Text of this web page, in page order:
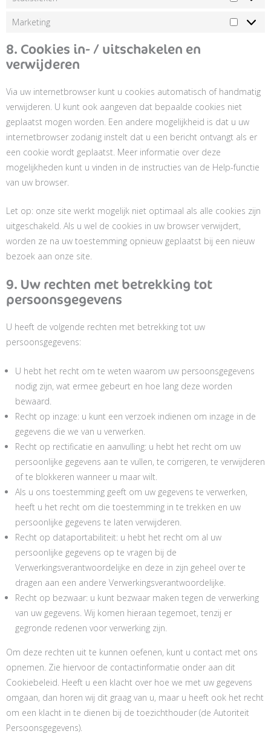
Marketing
8. Cookies in- / uitschakelen en
verwijderen
Via uw internetbrowser kunt u cookies automatisch of handmatig
verwijderen. U kunt ook aangeven dat bepaalde cookies niet
geplaatst mogen worden. Een andere mogelijkheid is dat u uw
internetbrowser zodanig instelt dat u een bericht ontvangt als er
een cookie wordt geplaatst. Meer informatie over deze
mogelijkheden kunt u vinden in de instructies van de Help-functie
van uw browser.
Let op: onze site werkt mogelijk niet optimaal als alle cookies zijn
uitgeschakeld. Als u wel de cookies in uw browser verwijdert,
worden ze na uw toestemming opnieuw geplaatst bij een nieuw
bezoek aan onze site.
9. Uw rechten met betrekking tot
persoonsgegevens
U heeft de volgende rechten met betrekking tot uw
persoonsgegevens:
U hebt het recht om te weten waarom uw persoonsgegevens
nodig zijn, wat ermee gebeurt en hoe lang deze worden
bewaard.
Recht op inzage: u kunt een verzoek indienen om inzage in de
gegevens die we van u verwerken.
Recht op rectificatie en aanvulling: u hebt het recht om uw
persoonlijke gegevens aan te vullen, te corrigeren, te verwijderen
of te blokkeren wanneer u maar wilt.
Als u ons toestemming geeft om uw gegevens te verwerken,
heeft u het recht om die toestemming in te trekken en uw
persoonlijke gegevens te laten verwijderen.
Recht op dataportabiliteit: u hebt het recht om al uw
persoonlijke gegevens op te vragen bij de
Verwerkingsverantwoordelijke en deze in zijn geheel over te
dragen aan een andere Verwerkingsverantwoordelijke.
Recht op bezwaar: u kunt bezwaar maken tegen de verwerking
van uw gegevens. Wij komen hieraan tegemoet, tenzij er
gegronde redenen voor verwerking zijn.
Om deze rechten uit te kunnen oefenen, kunt u contact met ons
opnemen. Zie hiervoor de contactinformatie onder aan dit
Cookiebeleid. Heeft u een klacht over hoe we met uw gegevens
omgaan, dan horen wij dit graag van u, maar u heeft ook het recht
om een klacht in te dienen bij de toezichthouder (de Autoriteit
Persoonsgegevens).